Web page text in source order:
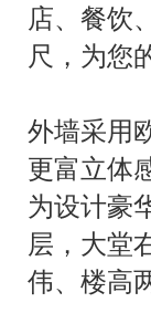
店、餐饮
尺，为您
外墙采用
更富立体
为设计豪
层，大堂
伟、楼高